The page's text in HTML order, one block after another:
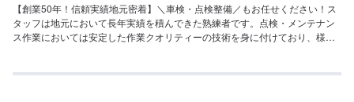
【創業50年！信頼実績地元密着】＼車検・点検整備／もお任せください！ス
タッフは地元において長年実績を積んできた熟練者です。点検・メンテナン
ス作業においては安定した作業クオリティーの技術を身に付けており、様々
す。輸入車の対応も可能！BMWの多数実績があります！修理方法や納車時期